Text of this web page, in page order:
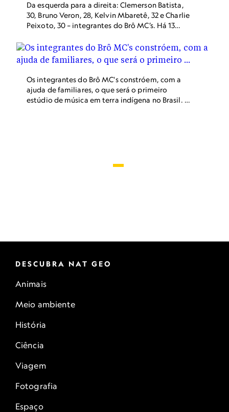
Da esquerda para a direita: Clemerson Batista,
30, Bruno Veron, 28, Kelvin Mbaretê, 32 e Charlie
Peixoto, 30 – integrantes do Brô MC’s. Há 13
indígena de rap no país.
Os integrantes do Brô MC's constróem, com a
ajuda de familiares, o que será o primeiro
estúdio de música em terra indígena no Brasil. O
DESCUBRA NAT GEO
Animais
Meio ambiente
História
Ciência
Viagem
Fotografia
Espaço